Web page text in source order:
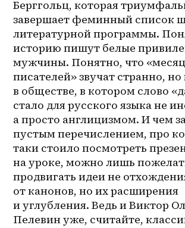
Берггольц, которая
завершает феминный список
литературной программы.
историю пишут белые
мужчины. Понятно, что
писателей» звучат странно,
в обществе, в котором слово
стало для русского языка не
а просто англицизмом. И чем
пустым перечислением, про
таки стоило посмотреть
на уроке, можно лишь
продвигать идеи не
от канонов, но их расширения
и углубления. Ведь и Виктор
Пелевин уже, считайте,